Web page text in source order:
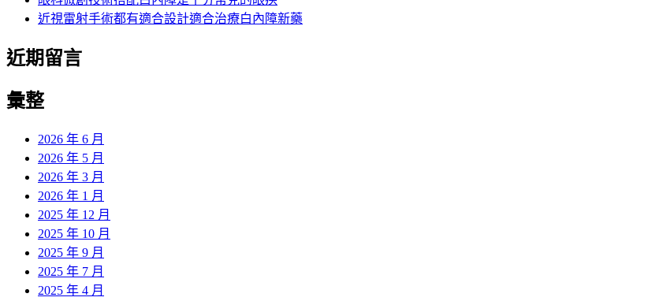
近視雷射手術都有適合設計適合治療白內障新藥
近期留言
彙整
2026 年 6 月
2026 年 5 月
2026 年 3 月
2026 年 1 月
2025 年 12 月
2025 年 10 月
2025 年 9 月
2025 年 7 月
2025 年 4 月